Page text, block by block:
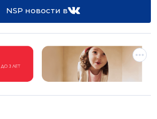
NSP новости в